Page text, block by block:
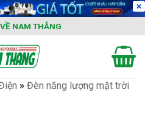
NAM THẮNG
» Đèn năng lượng mặt trời